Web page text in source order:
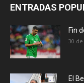
ENTRADAS
Fin
30
El